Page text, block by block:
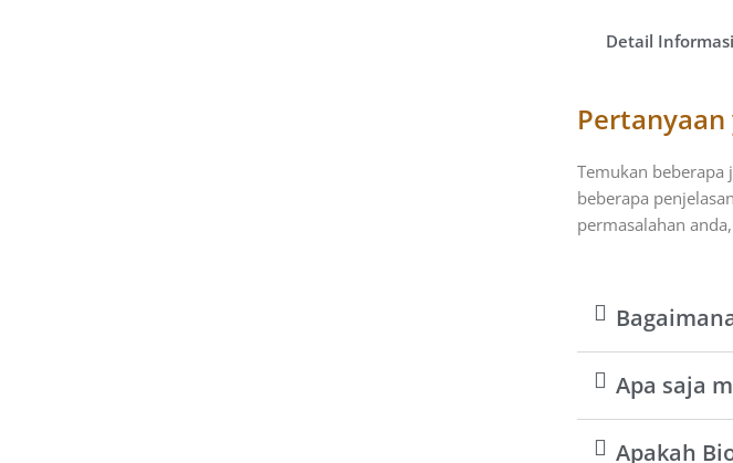
Detail
Temukan beberapa
beberapa
permasalahan
Apa saja
Apakah